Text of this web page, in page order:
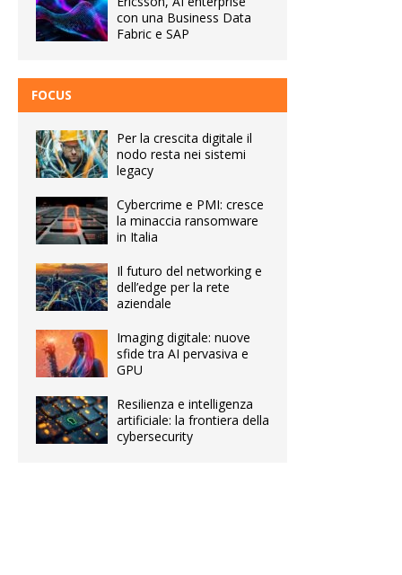
con una Business Data
Fabric e SAP
FOCUS
Per la crescita digitale il
nodo resta nei sistemi
legacy
Cybercrime e PMI: cresce
la minaccia ransomware
in Italia
Il futuro del networking e
dell’edge per la rete
aziendale
Imaging digitale: nuove
sfide tra AI pervasiva e
GPU
Resilienza e intelligenza
artificiale: la frontiera della
cybersecurity